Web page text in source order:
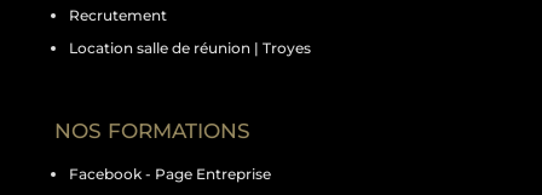
Recrutement
Location salle de réunion | Troyes
NOS FORMATIONS
Facebook - Page Entreprise